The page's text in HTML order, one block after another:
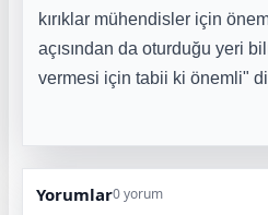
kırıklar mühendisler için
açısından da oturduğu yeri
vermesi için tabii ki önemli"
Yorumlar0 yorum